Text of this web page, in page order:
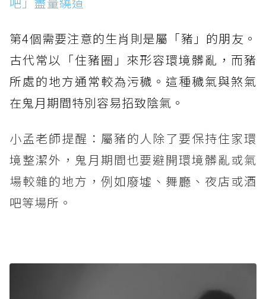
第4個需要注意的生肖則是屬「豬」的朋友。
古代常以「住豬圈」來形容環境髒亂，而豬
所處的地方通常較為污穢。這種穢氣與煞氣
在鬼月期間特別容易招致陰氣。
小孟老師提醒：屬豬的人除了要保持住家環
境整潔外，鬼月期間也要避開環境髒亂或氣
場較雜的地方，例如廢墟、舞廳、夜店或酒
吧等場所。